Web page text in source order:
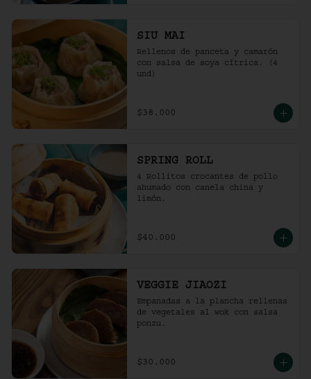
SIU MAI
Rellenos de panceta y camarón
con salsa de soya cítrica. (4
und)
$38.000
SPRING ROLL
4 Rollitos crocantes de pollo
ahumado con canela china y
limón.
$40.000
VEGGIE JIAOZI
Empanadas a la plancha rellenas
de vegetales al wok con salsa
ponzu.
$30.000